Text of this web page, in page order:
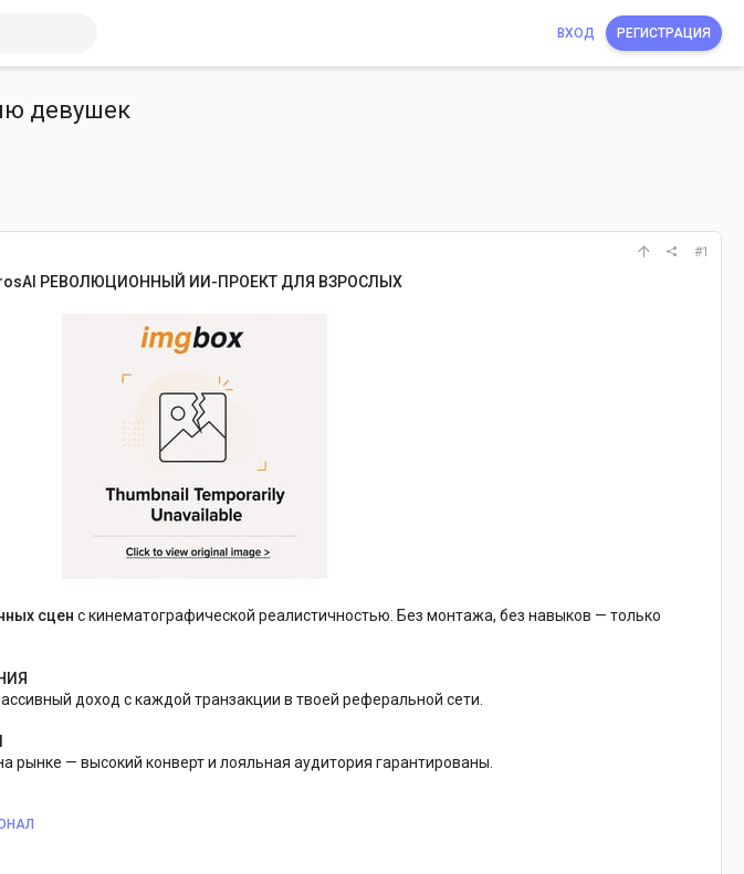
ВХОД РЕГИСТРАЦИЯ
девушек
#1
РЕВОЛЮЦИОННЫЙ ИИ-ПРОЕКТ ДЛЯ ВЗРОСЛЫХ
сцен с кинематографической реалистичностью. Без монтажа, без навыков — только
доход с каждой транзакции в твоей реферальной сети.
рынке — высокий конверт и лояльная аудитория гарантированы.